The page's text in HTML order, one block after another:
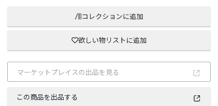
コレクションに追加
欲しい物リストに追加
マーケットプレイスの出品を見る
この商品を出品する